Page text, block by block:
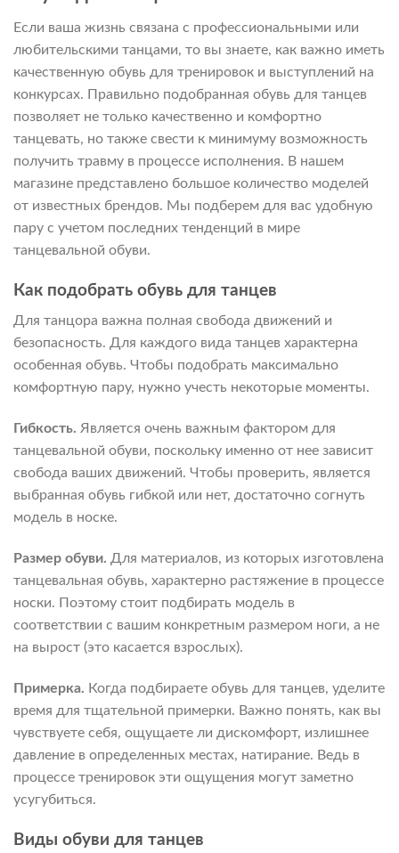
Если ваша жизнь связана с профессиональными или
любительскими танцами, то вы знаете, как важно иметь
качественную обувь для тренировок и выступлений на
конкурсах. Правильно подобранная обувь для танцев
позволяет не только качественно и комфортно
танцевать, но также свести к минимуму возможность
получить травму в процессе исполнения. В нашем
магазине представлено большое количество моделей
от известных брендов. Мы подберем для вас удобную
пару с учетом последних тенденций в мире
танцевальной обуви.
Как подобрать обувь для танцев
Для танцора важна полная свобода движений и
безопасность. Для каждого вида танцев характерна
особенная обувь. Чтобы подобрать максимально
комфортную пару, нужно учесть некоторые моменты.
Гибкость. Является очень важным фактором для
танцевальной обуви, поскольку именно от нее зависит
свобода ваших движений. Чтобы проверить, является
выбранная обувь гибкой или нет, достаточно согнуть
модель в носке.
Размер обуви. Для материалов, из которых изготовлена
танцевальная обувь, характерно растяжение в процессе
носки. Поэтому стоит подбирать модель в
соответствии с вашим конкретным размером ноги, а не
на вырост (это касается взрослых).
Примерка. Когда подбираете обувь для танцев, уделите
время для тщательной примерки. Важно понять, как вы
чувствуете себя, ощущаете ли дискомфорт, излишнее
давление в определенных местах, натирание. Ведь в
процессе тренировок эти ощущения могут заметно
усугубиться.
Виды обуви для танцев